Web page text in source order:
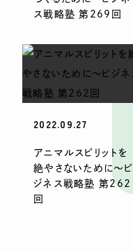
ス戦略塾 第269回
2022.09.27
アニマルスピリットを
絶やさないために〜ビ
ジネス戦略塾 第262
回